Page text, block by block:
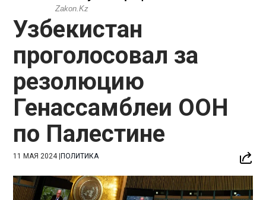
Узбекистан
проголосовал за
резолюцию
Генассамблеи ООН
по Палестине
11 МАЯ 2024|ПОЛИТИКА